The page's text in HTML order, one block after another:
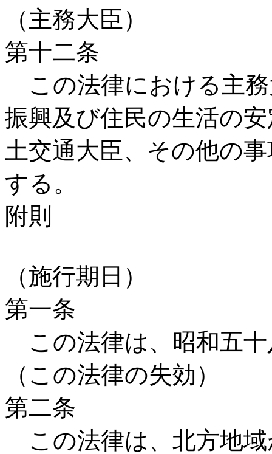
（主務大臣）
第十二条
この法律における主
振興及び住民の生活の
土交通大臣、その他の
する。
附則
（施行期日）
第一条
この法律は、昭和五十
（この法律の失効）
第二条
この法律は、北方地